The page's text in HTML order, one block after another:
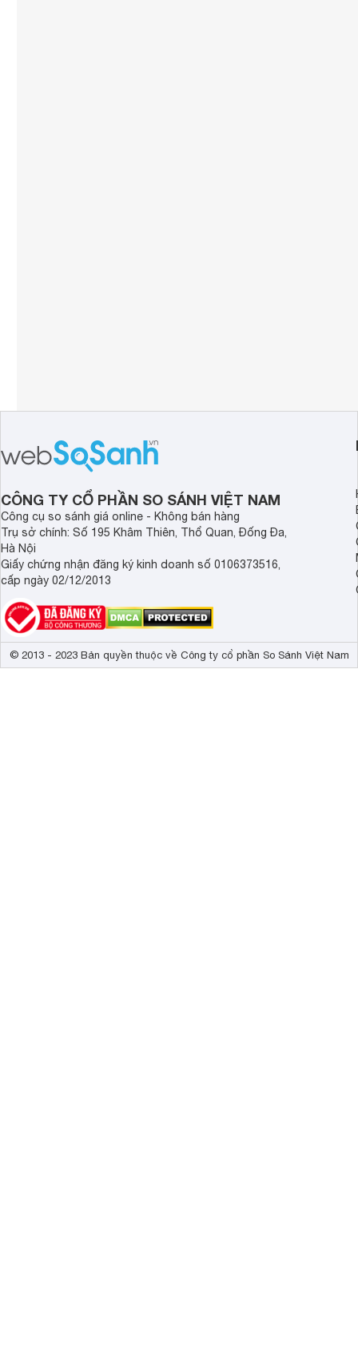
CÔNG TY CỔ PHẦN SO SÁNH VIỆT NAM
Công cụ so sánh giá online - Không bán hàng
Trụ sở chính: Số 195 Khâm Thiên, Thổ Quan, Đống Đa,
Hà Nội
Giấy chứng nhận đăng ký kinh doanh số 0106373516,
cấp ngày 02/12/2013
© 2013 - 2023 Bản quyền thuộc về Công ty cổ phần So Sánh Việt Nam